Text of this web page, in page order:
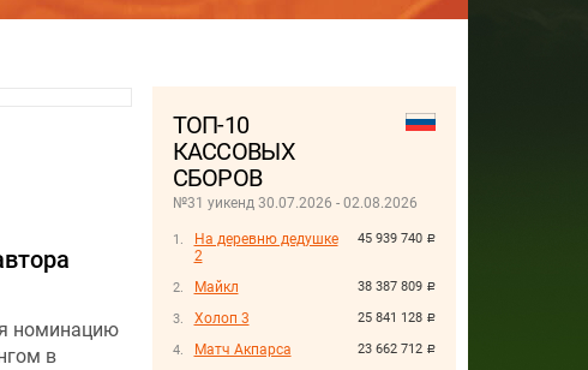
ТОП-10
КАССОВЫХ
СБОРОВ
№31 уикенд 30.07.2026 - 02.08.2026
45 939 740 руб.
На деревню дедушке
2
38 387 809 руб.
Майкл
25 841 128 руб.
Холоп 3
23 662 712 руб.
Матч Акпарса
номинацию
в